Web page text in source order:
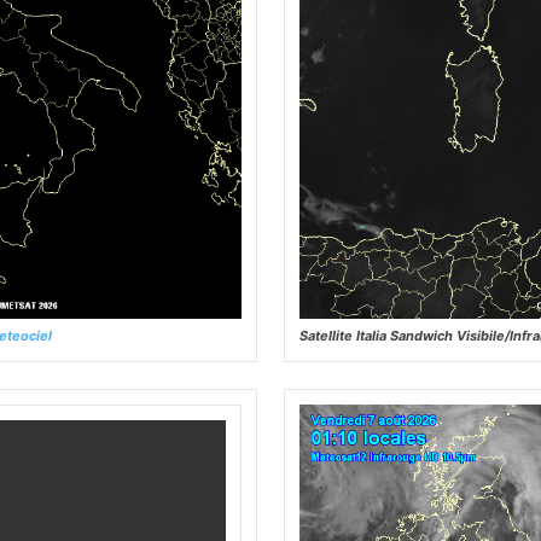
Satellite Italia Sandwich Visibile/